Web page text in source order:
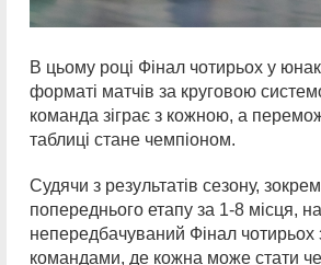
В цьому році Фінал чотирьох у
форматі матчів за круговою
команда зіграє з кожною, а
таблиці стане чемпіоном.
Судячи з результатів сезону,
попереднього етапу за 1-8 місця,
непередбачуваний Фінал чотирьох
командами, де кожна може стати